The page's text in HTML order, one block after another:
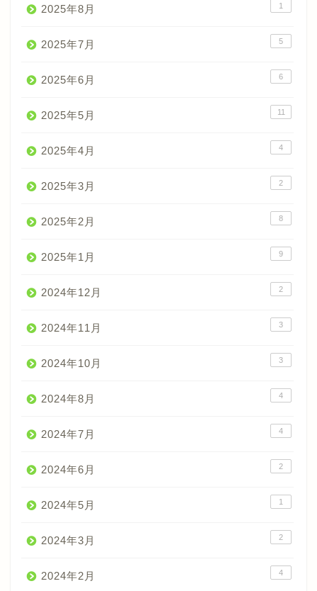
2025年8月 1
2025年7月 5
2025年6月 6
2025年5月 11
2025年4月 4
2025年3月 2
2025年2月 8
2025年1月 9
2024年12月 2
2024年11月 3
2024年10月 3
2024年8月 4
2024年7月 4
2024年6月 2
2024年5月 1
2024年3月 2
2024年2月 4